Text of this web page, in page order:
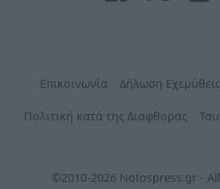
Επικοινωνία Δήλωση
Πολιτική κατά της Διαφθοράς
©2010-2026 Notospress.gr -